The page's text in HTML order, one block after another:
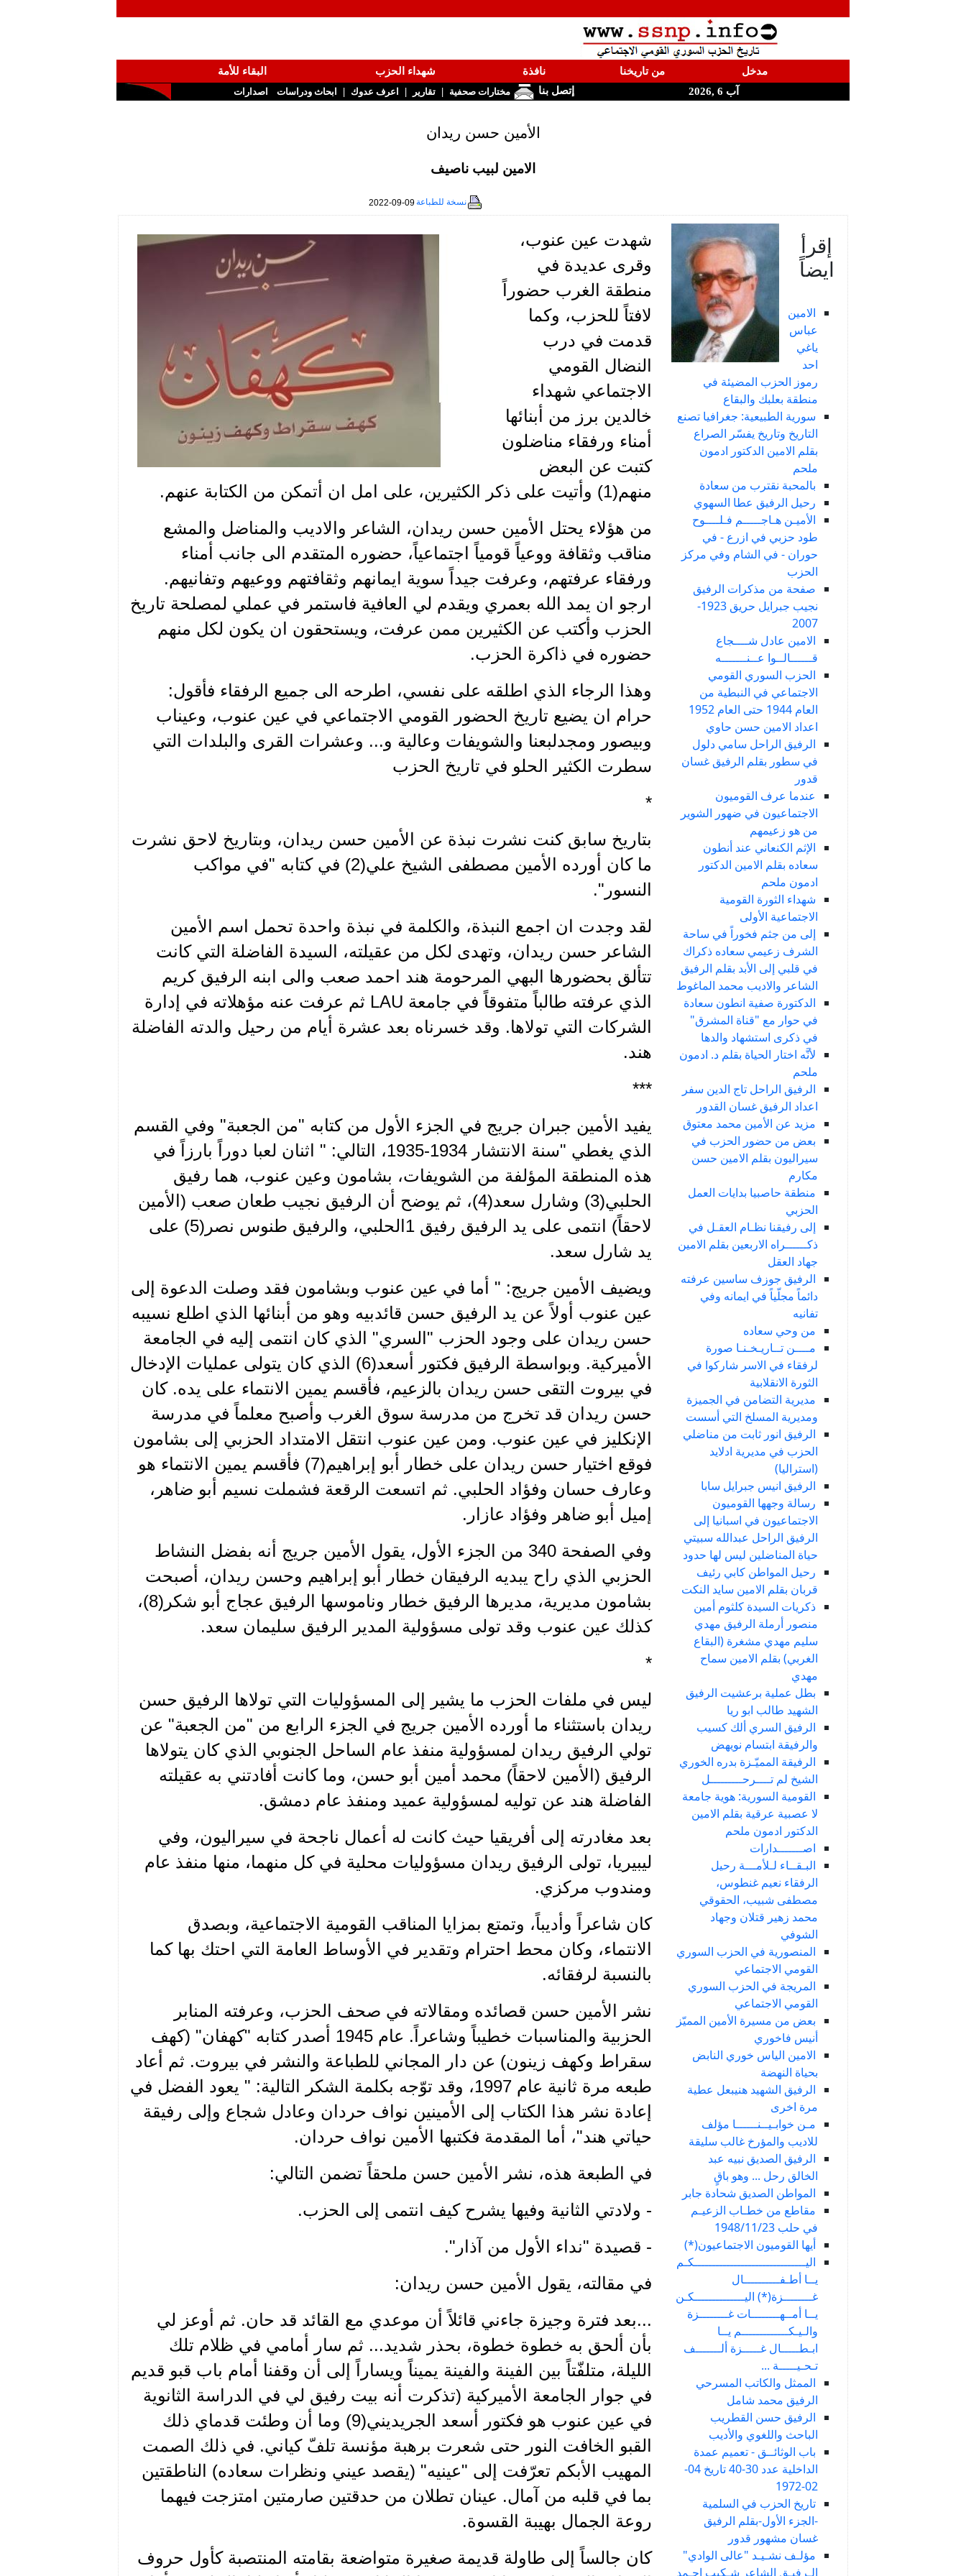
مدخل من تاريخنا نافذة شهداء الحزب
البقاء للأمة
آب 6 ,2026
إتصل بنا مختارات صحفية | تقارير | اعرف عدوك | ابحاث ودراسات اصدارات
الأمين حسن ريدان
الامين لبيب ناصيف
نسخة للطباعة2022-09-09
إقرأ
ايضاً
الامين
عباس
ياغي
احد
رموز الحزب المضيئة في
منطقة بعلبك والبقاع
سورية الطبيعية: جغرافيا تصنع
التاريخ وتاريخ يفسّر الصراع
بقلم الامين الدكتور ادمون
ملحم
بالمحبة نقترب من سعادة
رحيل الرفيق عطا السهوي
الأميـن هـاجـــــم فـلــــوح
طود حزبي في ازرع - في
حوران - في الشام وفي مركز
الحزب
صفحة من مذكرات الرفيق
نجيب جبرايل حريق 1923-
2007
الامين عادل شــــجاع
قــــــالــوا عــنـــــــه
الحزب السوري القومي
الاجتماعي في النبطية من
العام 1944 حتى العام 1952
اعداد الامين حسن حاوي
الرفيق الراحل سامي دلول
في سطور بقلم الرفيق غسان
قدور
عندما عرف القوميون
الاجتماعيون في ضهور الشوير
من هو زعيمهم
الإثم الكنعاني عند أنطون
سعاده بقلم الامين الدكتور
ادمون ملحم
شهداء الثورة القومية
الاجتماعية الأولى
إلى من جثم فخوراً في ساحة
الشرف زعيمي سعاده ذكراك
في قلبي إلى الأبد بقلم الرفيق
الشاعر والاديب محمد الماغوط
الدكتورة صفية انطون سعادة
في حوار مع "قناة المشرق"
في ذكرى استشهاد والدها
لأنَّه اختار الحياة بقلم د. ادمون
ملحم
الرفيق الراحل تاج الدين سفر
اعداد الرفيق غسان القدور
مزيد عن الأمين محمد معتوق
بعض من حضور الحزب في
سيراليون بقلم الامين حسن
مكارم
منطقة حاصبيا بدايات العمل
الحزبي
إلى رفيقنا نظـام العقـل في
ذكــــــراه الاربعين بقلم الامين
جهاد العقل
الرفيق جوزف ساسين عرفته
دائماً مجلّياً في ايمانه وفي
تفانيه
من وحي سعاده
مــــن تــاريـخـنـا صورة
لرفقاء في الاسر شاركوا في
الثورة الانقلابية
مديرية التضامن في الجميزة
ومديرية المسلخ التي أسست
الرفيق انور ثابت من مناضلي
الحزب في مديرية ادلايد
(استراليا)
الرفيق انيس جبرايل سابا
رسالة وجهها القوميون
الاجتماعيون في اسبانيا إلى
الرفيق الراحل عبدالله سبيتي
حياة المناضلين ليس لها حدود
رحيل المواطن كابي رئيف
قربان بقلم الامين سايد النكت
ذكريات السيدة كلثوم أمين
منصور أرملة الرفيق مهدي
سليم مهدي مشغرة (البقاع
الغربي) بقلم الامين سماح
مهدي
بطل عملية برعشيت الرفيق
الشهيد طالب ابو ريا
الرفيق السري ألك كسيب
والرفيقة ابتسام نويهض
الرفيقة المميّـزة بدره الخوري
الشيخ لم تــــرحـــــــــل
القومية السورية: هوية جامعة
لا عصبية عرقية بقلم الامين
الدكتور ادمون ملحم
اصـــــــدارات
البـقــاء لـلأمـــة رحيل
الرفقاء نعيم غنطوس،
مصطفى شبيب، الحقوقي
محمد زهير قتلان وجهاد
الشوفي
المنصورية في الحزب السوري
القومي الاجتماعي
المريجة في الحزب السوري
القومي الاجتماعي
بعض من مسيرة الأمين المميّز
أنيس فاخوري
الامين الياس خوري النابض
بحياة النهضة
الرفيق الشهيد هنيبعل عطية
مرة اخرى
مـن خوابـيــنــــــا مؤلف
للاديب والمؤرخ غالب سليقة
الرفيق الصديق نبيه عبد
الخالق رحل ... وهو باقٍ
المواطن الصديق شحادة جابر
مقاطع من خطـاب الزعيـم
في حلب 1948/11/23
أيها القوميون الاجتماعيون(*)
اليـــــــــــــــــــــــــــــــكـم
يــا أطـفــــــــــال
غــــــــزة(*) اليــــــــــــــكـن
يــا أمــهــــــــات غــــــــزة
والـيـكـــــــــــــم يــا
ابـطـــــال غـــــزة ألـــــــف
تـحـيـــــة ...
الممثل والكاتب المسرحي
الرفيق محمد شامل
الرفيق حسن القطريب
الباحث واللغوي والأديب
باب الوثائــق - تعميم عمدة
الداخلية عدد 30-40 تاريخ 04-
02-1972
تاريخ الحزب في السلمية
-الجزء الأول-بقلم الرفيق
غسان مشهور قدور
مؤلـف نشـيـد "عالى الوادي"
الـرفيـق الشاعر شـكيب احـمد
شهدت عين عنوب،
وقرى عديدة في
منطقة الغرب حضوراً
لافتاً للحزب، وكما
قدمت في درب
النضال القومي
الاجتماعي شهداء
خالدين برز من أبنائها
أمناء ورفقاء مناضلون
كتبت عن البعض
منهم(1) وأتيت على ذكر الكثيرين، على امل ان أتمكن من الكتابة عنهم.
من هؤلاء يحتل الأمين حسن ريدان، الشاعر والاديب والمناضل والمشع
مناقب وثقافة ووعياً قومياً اجتماعياً، حضوره المتقدم الى جانب أمناء
ورفقاء عرفتهم، وعرفت جيداً سوية ايمانهم وثقافتهم ووعيهم وتفانيهم.
ارجو ان يمد الله بعمري ويقدم لي العافية فاستمر في عملي لمصلحة تاريخ
الحزب وأكتب عن الكثيرين ممن عرفت، ويستحقون ان يكون لكل منهم
حضوره في ذاكرة الحزب.
وهذا الرجاء الذي اطلقه على نفسي، اطرحه الى جميع الرفقاء فأقول:
حرام ان يضيع تاريخ الحضور القومي الاجتماعي في عين عنوب، وعيناب
وبيصور ومجدلبعنا والشويفات وعالية و... وعشرات القرى والبلدات التي
سطرت الكثير الحلو في تاريخ الحزب
*
بتاريخ سابق كنت نشرت نبذة عن الأمين حسن ريدان، وبتاريخ لاحق نشرت
ما كان أورده الأمين مصطفى الشيخ علي(2) في كتابه "في مواكب
النسور".
لقد وجدت ان اجمع النبذة، والكلمة في نبذة واحدة تحمل اسم الأمين
الشاعر حسن ريدان، وتهدى لكل من عقيلته، السيدة الفاضلة التي كانت
تتألق بحضورها البهي المرحومة هند احمد صعب والى ابنه الرفيق كريم
الذي عرفته طالباً متفوقاً في جامعة LAU ثم عرفت عنه مؤهلاته في إدارة
الشركات التي تولاها. وقد خسرناه بعد عشرة أيام من رحيل والدته الفاضلة
هند.
***
يفيد الأمين جبران جريج في الجزء الأول من كتابه "من الجعبة" وفي القسم
الذي يغطي "سنة الانتشار 1934-1935، التالي: " اثنان لعبا دوراً بارزاً في
هذه المنطقة المؤلفة من الشويفات، بشامون وعين عنوب، هما رفيق
الحلبي(3) وشارل سعد(4)، ثم يوضح أن الرفيق نجيب طعان صعب (الأمين
لاحقاً) انتمى على يد الرفيق رفيق 1الحلبي، والرفيق طنوس نصر(5) على
يد شارل سعد.
ويضيف الأمين جريج: " أما في عين عنوب وبشامون فقد وصلت الدعوة إلى
عين عنوب أولاً عن يد الرفيق حسن قائدبيه وهو من أبنائها الذي اطلع نسيبه
حسن ريدان على وجود الحزب "السري" الذي كان انتمى إليه في الجامعة
الأميركية. وبواسطة الرفيق فكتور أسعد(6) الذي كان يتولى عمليات الإدخال
في بيروت التقى حسن ريدان بالزعيم، فأقسم يمين الانتماء على يده. كان
حسن ريدان قد تخرج من مدرسة سوق الغرب وأصبح معلماً في مدرسة
الإنكليز في عين عنوب. ومن عين عنوب انتقل الامتداد الحزبي إلى بشامون
فوقع اختيار حسن ريدان على خطار أبو إبراهيم(7) فأقسم يمين الانتماء هو
وعارف حسان وفؤاد الحلبي. ثم اتسعت الرقعة فشملت نسيم أبو ضاهر،
إميل أبو ضاهر وفؤاد عازار.
وفي الصفحة 340 من الجزء الأول، يقول الأمين جريج أنه بفضل النشاط
الحزبي الذي راح يبديه الرفيقان خطار أبو إبراهيم وحسن ريدان، أصبحت
بشامون مديرية، مديرها الرفيق خطار وناموسها الرفيق عجاج أبو شكر(8)،
كذلك عين عنوب وقد تولى مسؤولية المدير الرفيق سليمان سعد.
*
ليس في ملفات الحزب ما يشير إلى المسؤوليات التي تولاها الرفيق حسن
ريدان باستثناء ما أورده الأمين جريج في الجزء الرابع من "من الجعبة" عن
تولي الرفيق ريدان لمسؤولية منفذ عام الساحل الجنوبي الذي كان يتولاها
الرفيق (الأمين لاحقاً) محمد أمين أبو حسن، وما كانت أفادتني به عقيلته
الفاضلة هند عن توليه لمسؤولية عميد ومنفذ عام دمشق.
بعد مغادرته إلى أفريقيا حيث كانت له أعمال ناجحة في سيراليون، وفي
ليبيريا، تولى الرفيق ريدان مسؤوليات محلية في كل منهما، منها منفذ عام
ومندوب مركزي.
كان شاعراً وأديباً، وتمتع بمزايا المناقب القومية الاجتماعية، وبصدق
الانتماء، وكان محط احترام وتقدير في الأوساط العامة التي احتك بها كما
بالنسبة لرفقائه.
نشر الأمين حسن قصائده ومقالاته في صحف الحزب، وعرفته المنابر
الحزبية والمناسبات خطيباً وشاعراً. عام 1945 أصدر كتابه "كهفان" (كهف
سقراط وكهف زينون) عن دار المجاني للطباعة والنشر في بيروت. ثم أعاد
طبعه مرة ثانية عام 1997، وقد توّجه بكلمة الشكر التالية: " يعود الفضل في
إعادة نشر هذا الكتاب إلى الأمينين نواف حردان وعادل شجاع وإلى رفيقة
حياتي هند"، أما المقدمة فكتبها الأمين نواف حردان.
في الطبعة هذه، نشر الأمين حسن ملحقاً تضمن التالي:
- ولادتي الثانية وفيها يشرح كيف انتمى إلى الحزب.
- قصيدة "نداء الأول من آذار".
في مقالته، يقول الأمين حسن ريدان:
...بعد فترة وجيزة جاءني قائلاً أن موعدي مع القائد قد حان. ثم أوعز لي
بأن ألحق به خطوة خطوة، بحذر شديد... ثم سار أمامي في ظلام تلك
الليلة، متلفّتاً بين الفينة والفينة يميناً ويساراً إلى أن وقفنا أمام باب قبو قديم
في جوار الجامعة الأميركية (تذكرت أنه بيت رفيق لي في الدراسة الثانوية
في عين عنوب هو فكتور أسعد الجريديني(9) وما أن وطئت قدماي ذلك
القبو الخافت النور حتى شعرت برهبة مؤنسة تلفّ كياني. في ذلك الصمت
المهيب الأبكم تعرّفت إلى "عينيه" (يقصد عيني ونظرات سعاده) الناطقتين
بما في قلبه من آمال. عينان تطلان من حدقتين صارمتين امتزجت فيهما
روعة الجمال بهيبة القسوة.
كان جالساً إلى طاولة قديمة صغيرة متواضعة بقامته المنتصبة كأول حروف